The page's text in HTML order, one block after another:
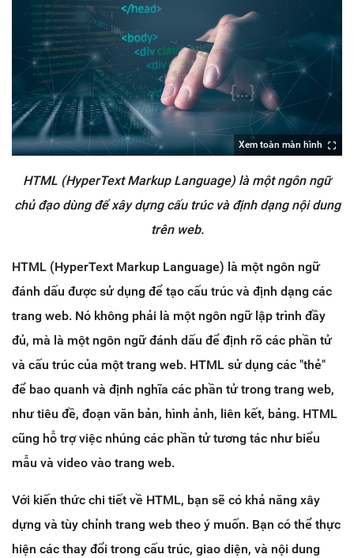
Xem toàn màn hình
HTML (HyperText Markup Language) là một ngôn ngữ
chủ đạo dùng để xây dựng cấu trúc và định dạng nội dung
trên web.
HTML (HyperText Markup Language) là một ngôn ngữ
đánh dấu được sử dụng để tạo cấu trúc và định dạng các
trang web. Nó không phải là một ngôn ngữ lập trình đầy
đủ, mà là một ngôn ngữ đánh dấu để định rõ các phần tử
và cấu trúc của một trang web. HTML sử dụng các "thẻ"
để bao quanh và định nghĩa các phần tử trong trang web,
như tiêu đề, đoạn văn bản, hình ảnh, liên kết, bảng. HTML
cũng hỗ trợ việc nhúng các phần tử tương tác như biểu
mẫu và video vào trang web.
Với kiến thức chi tiết về HTML, bạn sẽ có khả năng xây
dựng và tùy chỉnh trang web theo ý muốn. Bạn có thể thực
hiện các thay đổi trong cấu trúc, giao diện, và nội dung